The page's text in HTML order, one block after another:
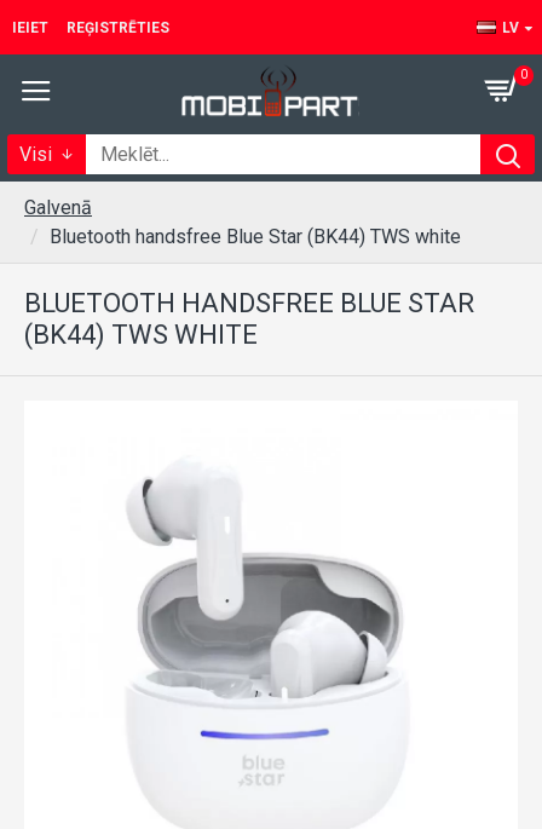
IEIET REĢISTRĒTIES LV
0
Visi
Galvenā
Bluetooth handsfree Blue Star (BK44) TWS white
BLUETOOTH HANDSFREE BLUE STAR
(BK44) TWS WHITE